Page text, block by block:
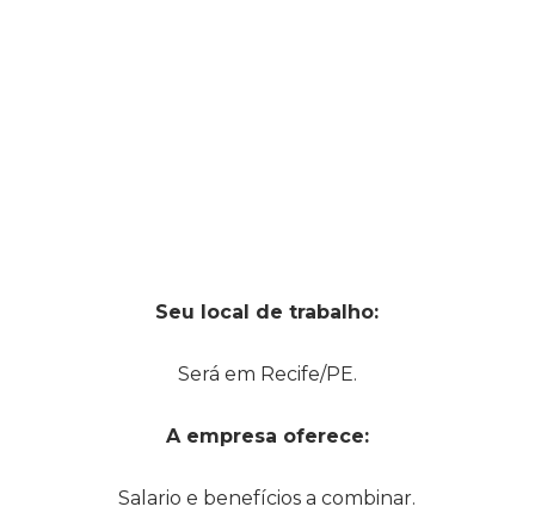
Seu local de trabalho:
Será em Recife/PE.
A empresa oferece:
Salario e benefícios a combinar.